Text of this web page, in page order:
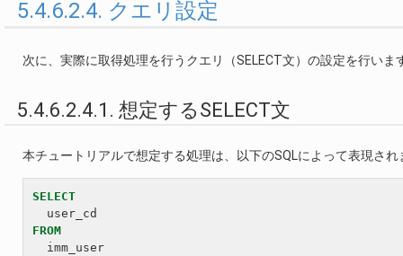
5.4.6.2.4. クエリ設定
次に、実際に取得処理を行うクエリ（SELECT文）の設定を行いま
5.4.6.2.4.1. 想定するSELECT文
本チュートリアルで想定する処理は、以下のSQLによって表現され
SELECT
user_cd
FROM
imm_user